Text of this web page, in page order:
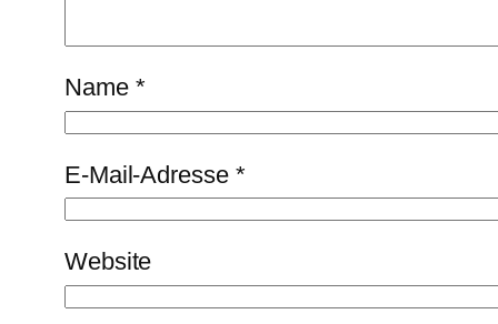
Name *
E-Mail-Adresse *
Website